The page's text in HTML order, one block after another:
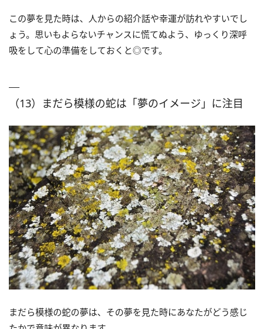
この夢を見た時は、人からの紹介話や幸運が訪れやすいでし
ょう。思いもよらないチャンスに慌てぬよう、ゆっくり深呼
吸をして心の準備をしておくと◎です。
（13）まだら模様の蛇は「夢のイメージ」に注目
まだら模様の蛇の夢は、その夢を見た時にあなたがどう感じ